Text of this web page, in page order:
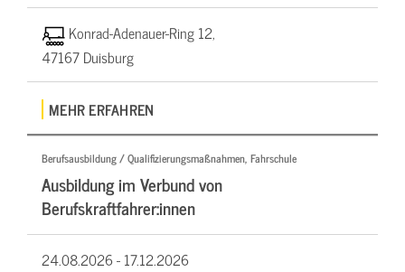
Konrad-Adenauer-Ring 12,
47167 Duisburg
MEHR ERFAHREN
Berufsausbildung / Qualifizierungsmaßnahmen, Fahrschule
Ausbildung im Verbund von
Berufskraftfahrer:innen
24.08.2026 -17.12.2026